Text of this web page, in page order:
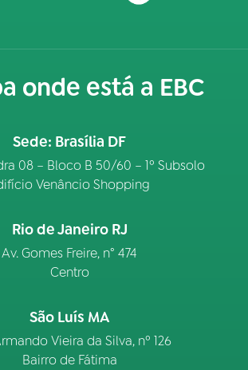
onde está a EBC
Sede: Brasília DF
08 – Bloco B 50/60 – 1º Subsolo
Venâncio Shopping
Rio de Janeiro RJ
Av. Gomes Freire, n° 474
Centro
São Luís MA
Vieira da Silva, nº 126
Bairro de Fátima